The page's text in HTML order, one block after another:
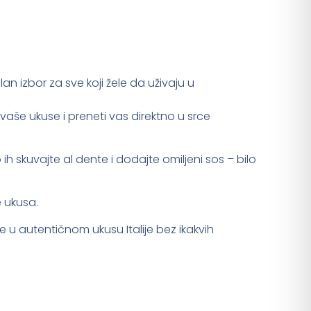
izbor za sve koji žele da uživaju u
ukuse i preneti vas direktno u srce
skuvajte al dente i dodajte omiljeni sos – bilo
autentičnom ukusu Italije bez ikakvih